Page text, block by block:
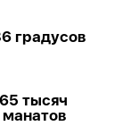
градусов
тысяч
манатов